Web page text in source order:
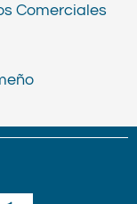
Comerciales